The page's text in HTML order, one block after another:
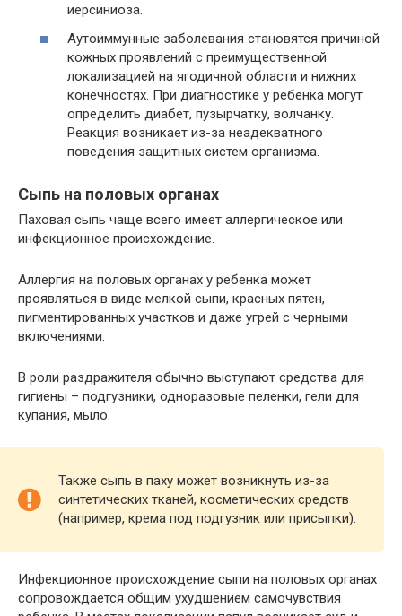
иерсиниоза.
Аутоиммунные заболевания становятся причиной
кожных проявлений с преимущественной
локализацией на ягодичной области и нижних
конечностях. При диагностике у ребенка могут
определить диабет, пузырчатку, волчанку.
Реакция возникает из-за неадекватного
поведения защитных систем организма.
Сыпь на половых органах
Паховая сыпь чаще всего имеет аллергическое или
инфекционное происхождение.
Аллергия на половых органах у ребенка может
проявляться в виде мелкой сыпи, красных пятен,
пигментированных участков и даже угрей с черными
включениями.
В роли раздражителя обычно выступают средства для
гигиены – подгузники, одноразовые пеленки, гели для
купания, мыло.
Также сыпь в паху может возникнуть из-за
синтетических тканей, косметических средств
(например, крема под подгузник или присыпки).
Инфекционное происхождение сыпи на половых органах
сопровождается общим ухудшением самочувствия